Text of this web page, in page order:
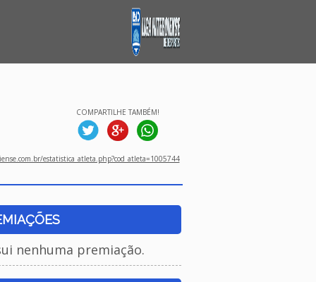
COMPARTILHE TAMBÉM!
estatistica_atleta.php?cod_atleta=1005744
nenhuma premiação.